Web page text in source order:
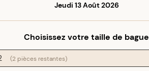
Jeudi 13 Août 2026
Choisissez votre taille de bague
(2 pièces restantes)